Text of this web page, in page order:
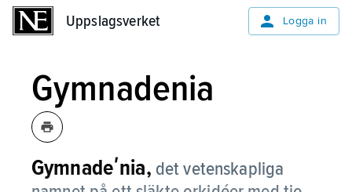
Uppslagsverket Logga in
Gymnadenia
Gymnadeʹnia, det vetenskapliga